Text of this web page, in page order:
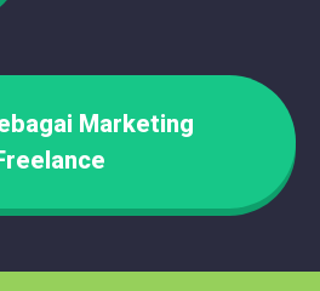
Marketing